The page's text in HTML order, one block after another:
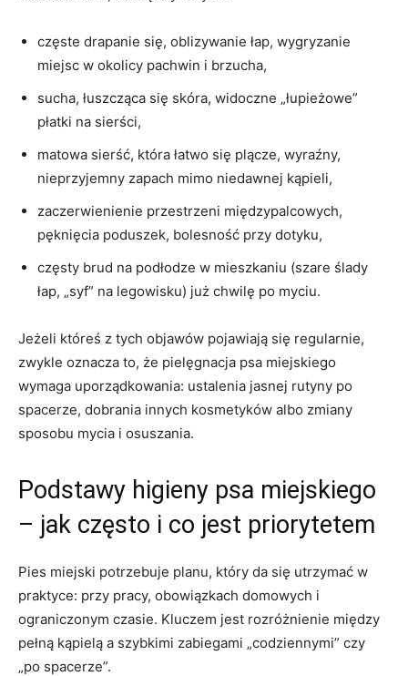
częste drapanie się, oblizywanie łap, wygryzanie
miejsc w okolicy pachwin i brzucha,
sucha, łuszcząca się skóra, widoczne „łupieżowe”
płatki na sierści,
matowa sierść, która łatwo się plącze, wyraźny,
nieprzyjemny zapach mimo niedawnej kąpieli,
zaczerwienienie przestrzeni międzypalcowych,
pęknięcia poduszek, bolesność przy dotyku,
częsty brud na podłodze w mieszkaniu (szare ślady
łap, „syf” na legowisku) już chwilę po myciu.
Jeżeli któreś z tych objawów pojawiają się regularnie,
zwykle oznacza to, że pielęgnacja psa miejskiego
wymaga uporządkowania: ustalenia jasnej rutyny po
spacerze, dobrania innych kosmetyków albo zmiany
sposobu mycia i osuszania.
Podstawy higieny psa miejskiego
– jak często i co jest priorytetem
Pies miejski potrzebuje planu, który da się utrzymać w
praktyce: przy pracy, obowiązkach domowych i
ograniczonym czasie. Kluczem jest rozróżnienie między
pełną kąpielą a szybkimi zabiegami „codziennymi” czy
„po spacerze”.